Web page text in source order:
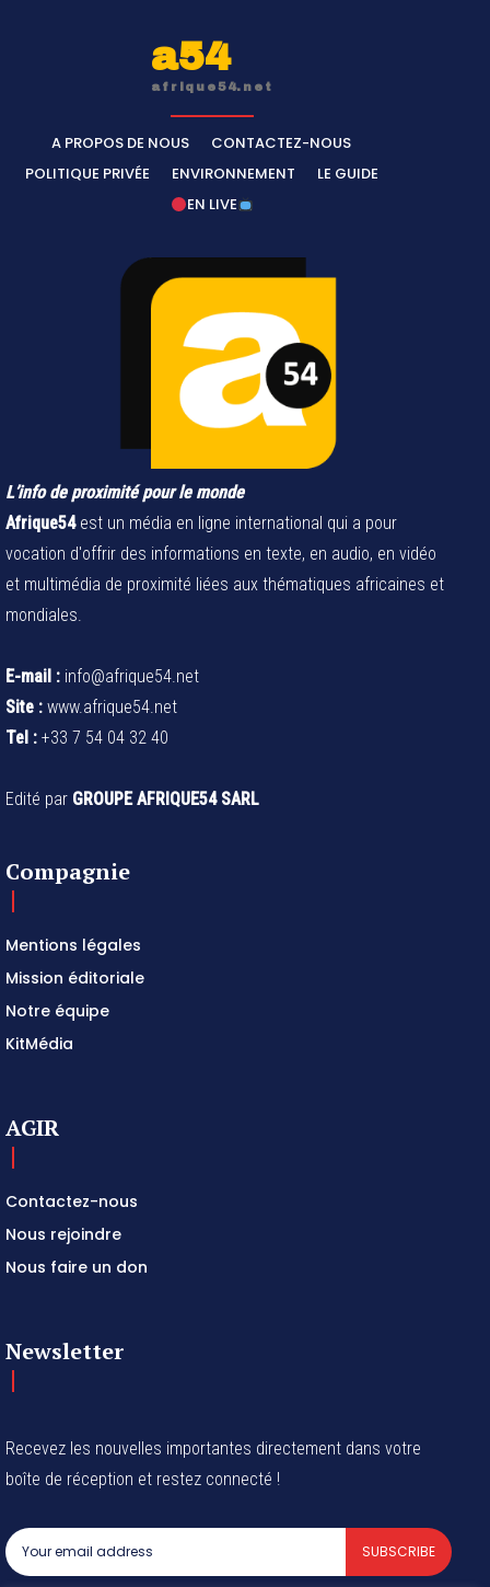
a54
afrique54.net
A PROPOS DE NOUS
CONTACTEZ-NOUS
POLITIQUE PRIVÉE
ENVIRONNEMENT
LE GUIDE
EN LIVE
L’info de proximité pour le monde
Afrique54est un média en ligne international qui a pour
vocation d'offrir des informations en texte, en audio, en vidéo
et multimédia de proximité liées aux thématiques africaines et
mondiales.
E-mail : info@afrique54.net
Site : www.afrique54.net
Tel : +33 7 54 04 32 40
Edité par GROUPE AFRIQUE54 SARL
Compagnie
Mentions légales
Mission éditoriale
Notre équipe
KitMédia
AGIR
Contactez-nous
Nous rejoindre
Nous faire un don
Newsletter
Recevez les nouvelles importantes directement dans votre
boîte de réception et restez connecté !
SUBSCRIBE